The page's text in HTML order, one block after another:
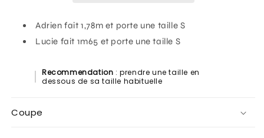
Adrien fait 1,78m et porte une taille S
Lucie fait 1m65 et porte une taille S
Recommendation : prendre une taille en
dessous de sa taille habituelle
Coupe